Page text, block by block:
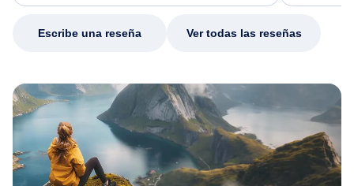
my issue.
Escribe una reseña Ver todas las reseñas